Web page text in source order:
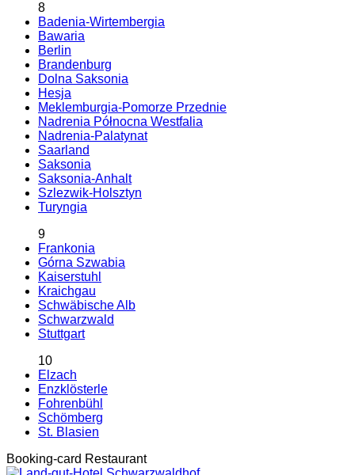
8
Badenia-Wirtembergia
Bawaria
Berlin
Brandenburg
Dolna Saksonia
Hesja
Meklemburgia-Pomorze Przednie
Nadrenia Północna Westfalia
Nadrenia-Palatynat
Saarland
Saksonia
Saksonia-Anhalt
Szlezwik-Holsztyn
Turyngia
9
Frankonia
Górna Szwabia
Kaiserstuhl
Kraichgau
Schwäbische Alb
Schwarzwald
Stuttgart
10
Elzach
Enzklösterle
Fohrenbühl
Schömberg
St. Blasien
Booking-card Restaurant